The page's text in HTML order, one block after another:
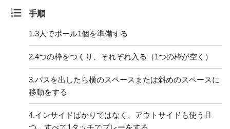
手順
1.3人でボール1個を準備する
2.4つの枠をつくり、それぞれ入る（1つの枠が空く）
3.パスを出したら横のスペースまたは斜めのスペースに
移動をする
4.インサイドばかりではなく、アウトサイドも使う且
つ、すべて1タッチでプレーをする